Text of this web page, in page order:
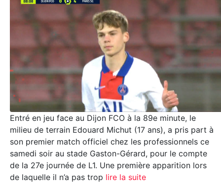
Entré en jeu face au Dijon FCO à la 89e minute, le
milieu de terrain Edouard Michut (17 ans), a pris part à
son premier match officiel chez les professionnels ce
samedi soir au stade Gaston-Gérard, pour le compte
de la 27e journée de L1. Une première apparition lors
de laquelle il n’a pas trop lire la suite